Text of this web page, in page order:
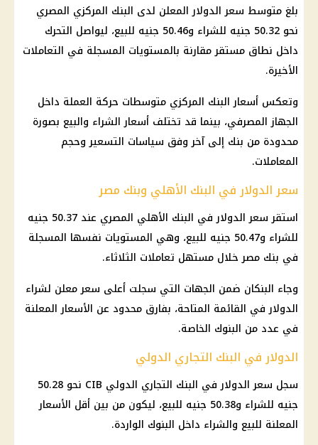
بلغ متوسط سعر الدولارالمعلن لدى البنك المركزي المصري
نحو 50.32 جنيه للشراء و50.46 جنيه للبيع، ليواصل التحرك
داخل نطاق مستقر مقارنة بالمستويات المسجلة في التعاملات
الأخيرة.
وتعكس أسعار البنك المركزي متوسطات حركة العملة داخل
الجهاز المصرفي، بينما قد تختلف أسعار الشراء والبيع بصورة
محدودة من بنك إلى آخر وفق سياسات التسعير وحجم
المعاملات.
سعر الدولار في البنك الأهلي وبنك مصر
استقرسعر الدولار في البنك الأهلي
المصري عند 50.37 جنيه
للشراء و50.47 جنيه للبيع، وهي المستويات نفسها المسجلة
في بنك مصرخلال مستهل تعاملات الثلاثاء.
وجاء البنكان ضمن الجهات التي سجلت أعلى سعر معلن لشراء
الدولارفي القائمة المتاحة، بفارق محدود عن الأسعار المعلنة
في عدد من البنوك الخاصة.
الدولار في البنك التجاري الدولي
سجل سعر الدولارفي البنك التجاري الدولي CIB
نحو 50.28
جنيه للشراء و50.38 جنيه للبيع، ليكون من بين أقل الأسعار
المعلنة للبيع والشراء داخل البنوك الواردة.